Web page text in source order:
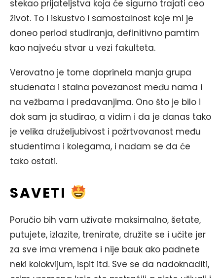
stekao prijateljstva koja će sigurno trajati ceo
život. To i iskustvo i samostalnost koje mi je
doneo period studiranja, definitivno pamtim
kao najveću stvar u vezi fakulteta.
Verovatno je tome doprinela manja grupa
studenata i stalna povezanost među nama i
na vežbama i predavanjima. Ono što je bilo i
dok sam ja studirao, a vidim i da je danas tako
je velika druželjubivost i požrtvovanost među
studentima i kolegama, i nadam se da će
tako ostati.
SAVETI
Poručio bih vam uživate maksimalno, šetate,
putujete, izlazite, trenirate, družite se i učite jer
za sve ima vremena i nije bauk ako padnete
neki kolokvijum, ispit itd. Sve se da nadoknaditi,